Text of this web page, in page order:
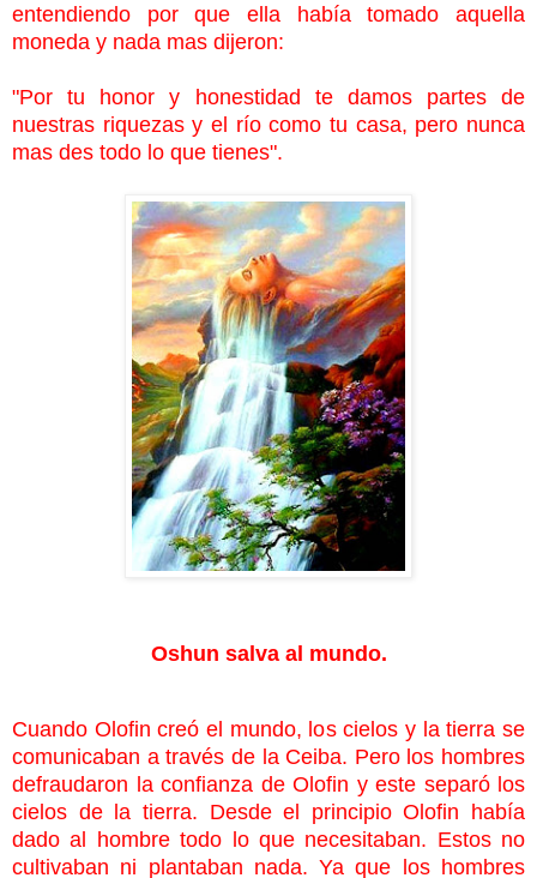
entendiendo por que ella había tomado aquella
moneda y nada mas dijeron:
"Por tu honor y honestidad te damos partes de
nuestras riquezas y el río como tu casa, pero nunca
mas des todo lo que tienes".
Oshun salva al mundo.
Cuando Olofin creó el mundo, los cielos y la tierra se
comunicaban a través de la Ceiba. Pero los hombres
defraudaron la confianza de Olofin y este separó los
cielos de la tierra. Desde el principio Olofin había
dado al hombre todo lo que necesitaban. Estos no
cultivaban ni plantaban nada. Ya que los hombres